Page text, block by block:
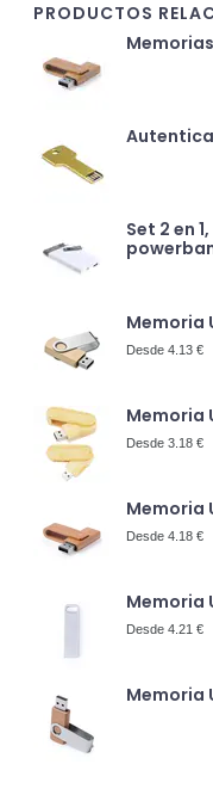
PRODUCTOS
Autentica
Set 2 en
Memoria
Desde 4.13 €
Memoria
Desde 3.18 €
Memoria
Desde 4.18 €
Memoria
Desde 4.21 €
Memoria